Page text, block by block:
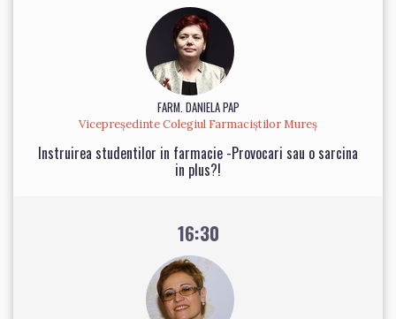
FARM. DANIELA PAP
Vicepreședinte Colegiul Farmaciștilor Mureș
Instruirea studentilor in farmacie -Provocari sau o sarcina
in plus?!
16:30